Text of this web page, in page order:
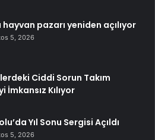
hayvan pazarı yeniden açılıyor
5, 2026
Ciddi Sorun Takım
Kılıyor
Yıl Sonu Sergisi Açıldı
5, 2026